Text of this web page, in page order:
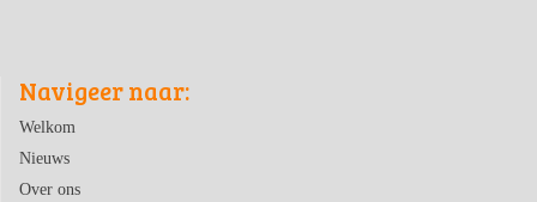
Navigeer naar:
Welkom
Nieuws
Over ons